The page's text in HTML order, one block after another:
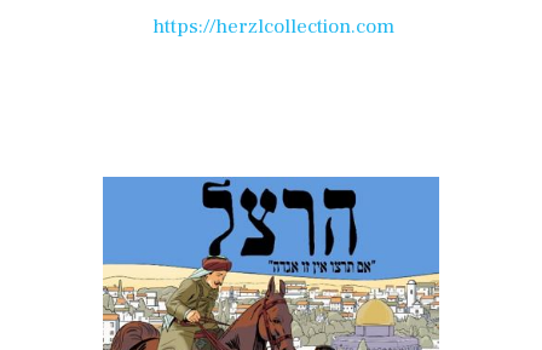
https://herzlcollection.com